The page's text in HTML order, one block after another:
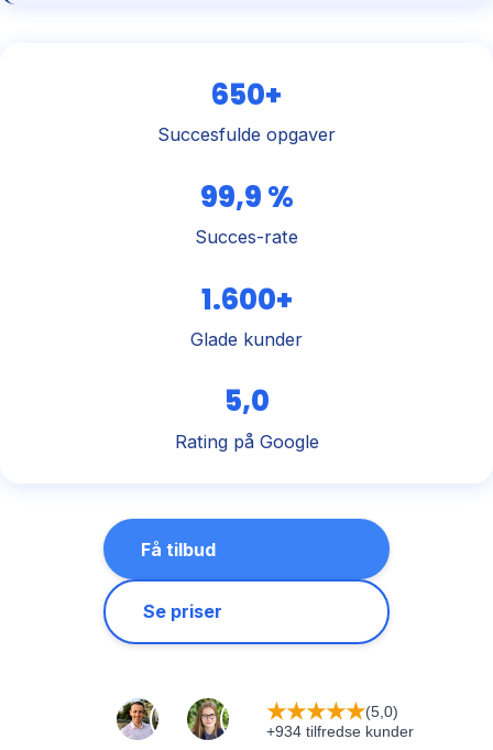
650+
Succesfulde opgaver
99,9 %
Succes-rate
1.600+
Glade kunder
5,0
Rating på Google
Få tilbud
Se priser
★★★★★(5,0)
+934 tilfredse kunder